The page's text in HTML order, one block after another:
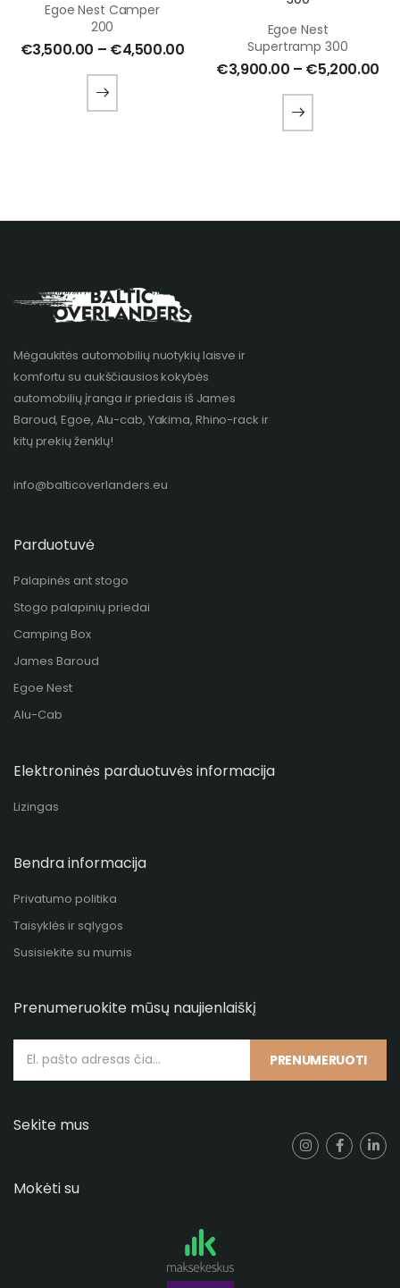
Egoe Nest Camper
200
€3,500.00 – €4,500.00
Egoe Nest
Supertramp 300
€3,900.00 – €5,200.00
Mėgaukitės automobilių nuotykių laisve ir
komfortu su aukščiausios kokybės
automobilių įranga ir priedais iš James
Baroud, Egoe, Alu-cab, Yakima, Rhino-rack ir
kitų prekių ženklų!​
info@balticoverlanders.eu
Parduotuvė
Palapinės ant stogo
Stogo palapinių priedai
Camping Box
James Baroud
Egoe Nest
Alu-Cab
Elektroninės parduotuvės informacija
Lizingas
Bendra informacija
Privatumo politika
Taisyklės ir sąlygos
Susisiekite su mumis
Prenumeruokite mūsų naujienlaiškį
PRENUMERUOTI
Sekite mus
Mokėti su